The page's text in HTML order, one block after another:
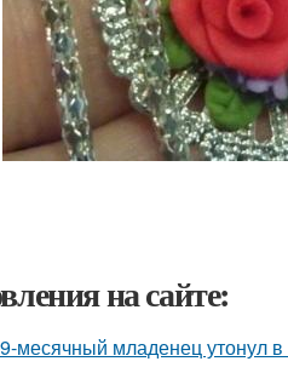
на сайте:
месячный младенец утонул